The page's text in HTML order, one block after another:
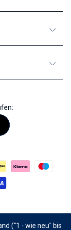
("1 - wie neu" bis